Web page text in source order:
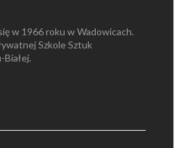
w 1966 roku w Wadowicach.
Szkole Sztuk